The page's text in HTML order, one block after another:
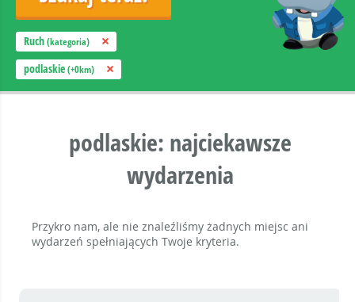
Ruch (kategoria)
podlaskie (+0km)
podlaskie: najciekawsze
wydarzenia
Przykro nam, ale nie znaleźliśmy żadnych miejsc ani
wydarzeń spełniających Twoje kryteria.